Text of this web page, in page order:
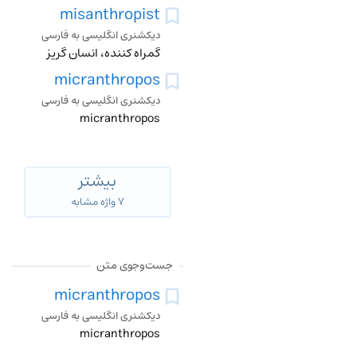
misanthropist
دیکشنری انگلیسی به فارسی
گمراه کننده، انسان گریز
micranthropos
دیکشنری انگلیسی به فارسی
micranthropos
بیشتر
۷ واژه مشابه
جست‌وجوی متن
micranthropos
دیکشنری انگلیسی به فارسی
micranthropos